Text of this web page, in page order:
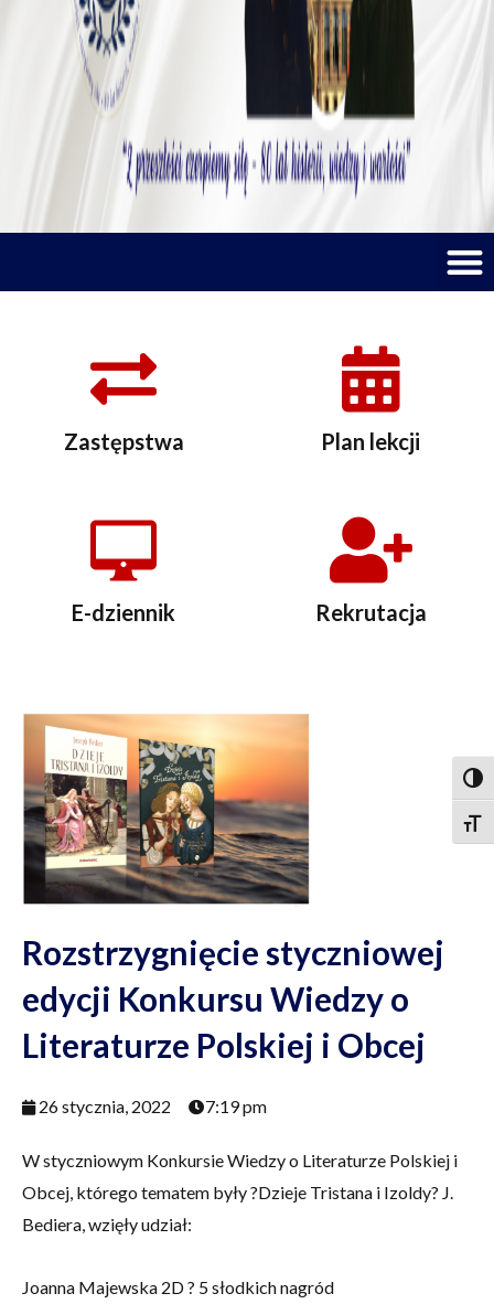
Zastępstwa Plan lekcji
E-dziennik Rekrutacja
Rozstrzygnięcie styczniowej
edycji Konkursu Wiedzy o
Literaturze Polskiej i Obcej
26 stycznia, 2022 7:19 pm
W styczniowym Konkursie Wiedzy o Literaturze Polskiej i
Obcej, którego tematem były ?Dzieje Tristana i Izoldy? J.
Bediera, wzięły udział:
Joanna Majewska 2D ? 5 słodkich nagród